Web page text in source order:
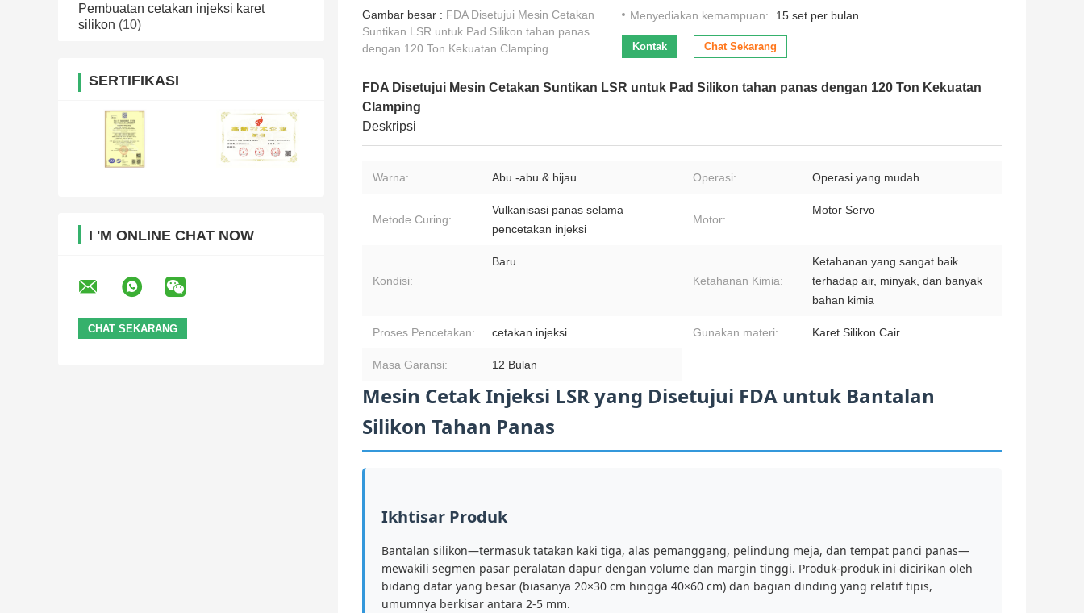
Pembuatan cetakan injeksi karet
silikon (10)
SERTIFIKASI
I 'M ONLINE CHAT NOW
Gambar besar : FDA Disetujui Mesin Cetakan
Suntikan LSR untuk Pad Silikon tahan panas
dengan 120 Ton Kekuatan Clamping
Menyediakan kemampuan:
15 set per bulan
Kontak Chat Sekarang
FDA Disetujui Mesin Cetakan Suntikan LSR untuk Pad Silikon tahan panas dengan 120 Ton Kekuatan
Clamping
Deskripsi
Warna: Abu -abu & hijau Operasi: Operasi yang mudah
Metode Curing:
Vulkanisasi panas selama
pencetakan injeksi
Motor:
Motor Servo
Kondisi:
Baru
Ketahanan Kimia:
Ketahanan yang sangat baik
terhadap air, minyak, dan banyak
bahan kimia
Proses Pencetakan: cetakan injeksi Gunakan materi: Karet Silikon Cair
Masa Garansi: 12 Bulan
Mesin Cetak Injeksi LSR yang Disetujui FDA untuk Bantalan
Silikon Tahan Panas
Ikhtisar Produk
Bantalan silikon—termasuk tatakan kaki tiga, alas pemanggang, pelindung meja, dan tempat panci panas—
mewakili segmen pasar peralatan dapur dengan volume dan margin tinggi. Produk-produk ini dicirikan oleh
bidang datar yang besar (biasanya 20×30 cm hingga 40×60 cm) dan bagian dinding yang relatif tipis,
umumnya berkisar antara 2-5 mm.